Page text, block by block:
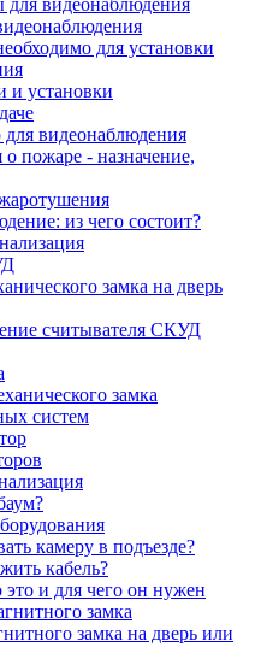
видеонаблюдения
для установки
и установки
видеонаблюдения
пожаре - назначение,
из чего состоит?
замка на дверь
считывателя СКУД
замка
систем
камеру в подъезде?
кабель?
это и для чего он нужен
замка
замка на дверь или